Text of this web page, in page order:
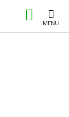
KOŠÍK